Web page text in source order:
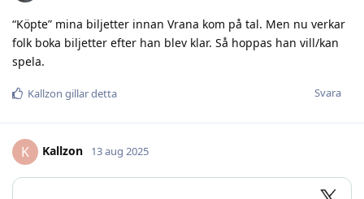
“Köpte” mina biljetter innan Vrana kom på tal. Men nu verkar
folk boka biljetter efter han blev klar. Så hoppas han vill/kan
spela.
Svara
Kallzon gillar detta
K Kallzon 13 aug 2025